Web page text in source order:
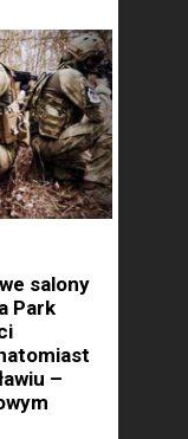
salony
Park
–